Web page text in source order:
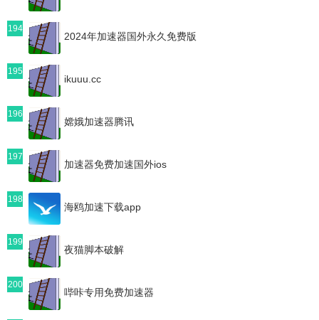
194
2024年加速器国外永久免费版
195
ikuuu.cc
196
嫦娥加速器腾讯
197
加速器免费加速国外ios
198
海鸥加速下载app
199
夜猫脚本破解
200
哔咔专用免费加速器